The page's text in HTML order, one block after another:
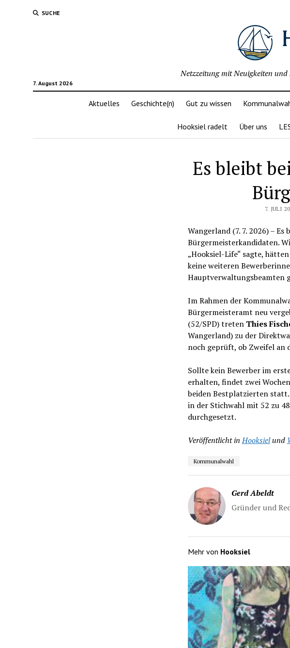
SUCHE
7. August 2026
Netzzeitung mit Neuigkeiten
Aktuelles Geschichte(n) Gut zu wissen
Hooksiel radelt Über uns
Es bleibt
7. JULI
Wangerland (7. 7. 2026) –
Bürgermeisterkandidaten.
„Hooksiel-Life“ sagte,
keine weiteren
Hauptverwaltungsbeamten
Im Rahmen der
Bürgermeisteramt neu
(52/SPD) treten Thies
Wangerland) zu der
noch geprüft, ob Zweifel an
Sollte kein Bewerber im
erhalten, findet zwei
beiden Bestplatzierten statt.
in der Stichwahl mit 52 zu
durchgesetzt.
Veröffentlicht in Hooksielund
Kommunalwahl
Gerd Abeldt
Gründer und
Mehr von Hooksiel